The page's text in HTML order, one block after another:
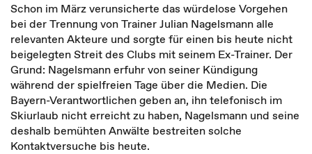
Schon im März verunsicherte das würdelose Vorgehen
bei der Trennung von Trainer Julian Nagelsmann alle
relevanten Akteure und sorgte für einen bis heute nicht
beigelegten Streit des Clubs mit seinem Ex-Trainer. Der
Grund: Nagelsmann erfuhr von seiner Kündigung
während der spielfreien Tage über die Medien. Die
Bayern-Verantwortlichen geben an, ihn telefonisch im
Skiurlaub nicht erreicht zu haben, Nagelsmann und seine
deshalb bemühten Anwälte bestreiten solche
Kontaktversuche bis heute.